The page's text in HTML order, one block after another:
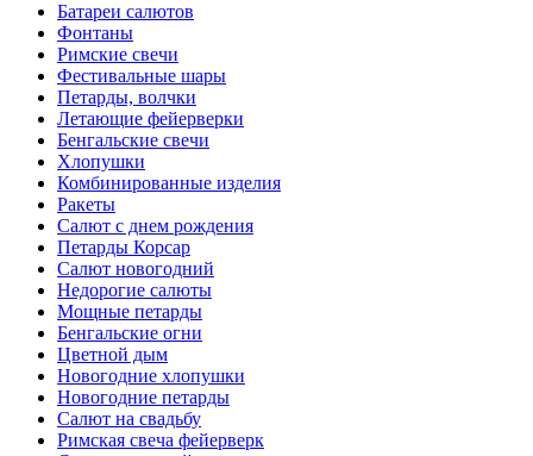
Батареи салютов
Фонтаны
Римские свечи
Фестивальные шары
Петарды, волчки
Летающие фейерверки
Бенгальские свечи
Хлопушки
Комбинированные изделия
Ракеты
Салют с днем рождения
Петарды Корсар
Салют новогодний
Недорогие салюты
Мощные петарды
Бенгальские огни
Цветной дым
Новогодние хлопушки
Новогодние петарды
Салют на свадьбу
Римская свеча фейерверк